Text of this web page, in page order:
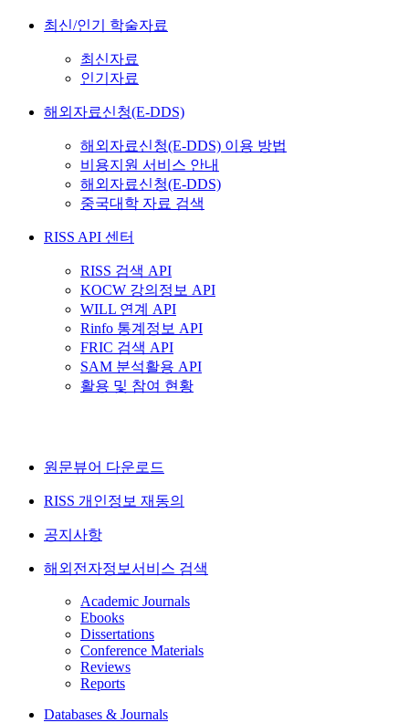
최신/인기 학술자료
최신자료
인기자료
해외자료신청(E-DDS)
해외자료신청(E-DDS) 이용 방법
비용지원 서비스 안내
해외자료신청(E-DDS)
중국대학 자료 검색
RISS API 센터
RISS 검색 API
KOCW 강의정보 API
WILL 연계 API
Rinfo 통계정보 API
FRIC 검색 API
SAM 분석활용 API
활용 및 참여 현황
원문뷰어 다운로드
RISS 개인정보 재동의
공지사항
해외전자정보서비스 검색
Academic Journals
Ebooks
Dissertations
Conference Materials
Reviews
Reports
Databases & Journals